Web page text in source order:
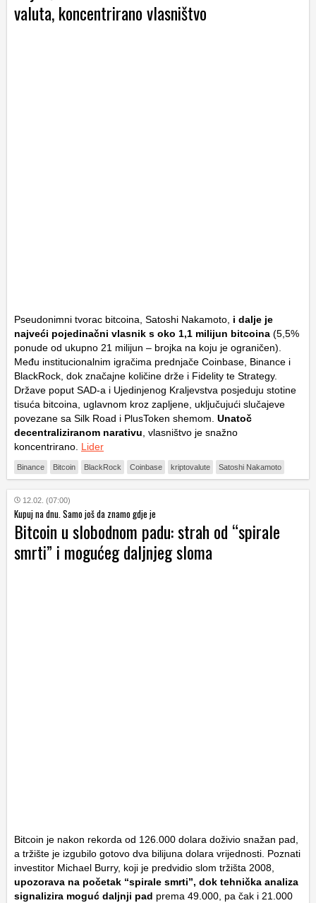
valuta, koncentrirano vlasništvo
Pseudonimni tvorac bitcoina, Satoshi Nakamoto, i dalje je
najveći pojedinačni vlasnik s oko 1,1 milijun bitcoina (5,5%
ponude od ukupno 21 milijun – brojka na koju je ograničen).
Među institucionalnim igračima prednjače Coinbase, Binance i
BlackRock, dok značajne količine drže i Fidelity te Strategy.
Države poput SAD-a i Ujedinjenog Kraljevstva posjeduju stotine
tisuća bitcoina, uglavnom kroz zapljene, uključujući slučajeve
povezane sa Silk Road i PlusToken shemom. Unatoč
decentraliziranom narativu , vlasništvo je snažno
koncentrirano. Lider
Binance Bitcoin BlackRock Coinbase kriptovalute Satoshi Nakamoto
12.02. (07:00)
Kupuj na dnu. Samo još da znamo gdje je
Bitcoin u slobodnom padu: strah od “spirale
smrti” i mogućeg daljnjeg sloma
Bitcoin je nakon rekorda od 126.000 dolara doživio snažan pad,
a tržište je izgubilo gotovo dva bilijuna dolara vrijednosti. Poznati
investitor Michael Burry, koji je predvidio slom tržišta 2008,
upozorava na početak “spirale smrti”, dok tehnička analiza
signalizira moguć daljnji pad prema 49.000, pa čak i 21.000